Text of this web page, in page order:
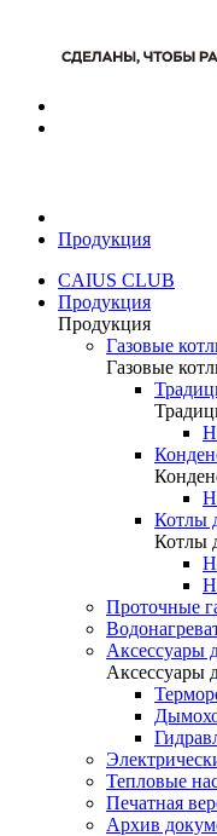
Продукция
CAIUS CLUB
Продукция
Продукция
Газовые
Газовые
Котлы
Котлы
Проточные
Аксессуары
Аксессуары
Тепловые
Печатная
Архив